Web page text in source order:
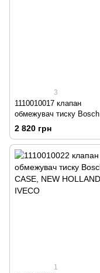
3
1110010017 клапан
обмежувач тиску Bosch
2 820 грн
1